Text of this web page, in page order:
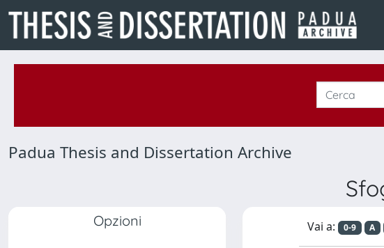
Padua Thesis and Dissertation Archive
Opzioni Vai a: 0-9 A